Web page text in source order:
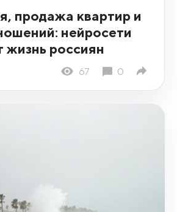
продажа квартир и
нейросети
жизнь россиян
67 0